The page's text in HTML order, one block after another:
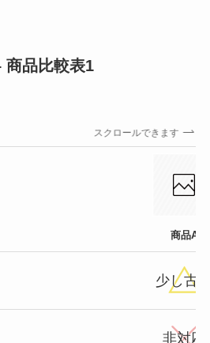
商品比較表1
スクロールできます
商品A
少し古
非対応